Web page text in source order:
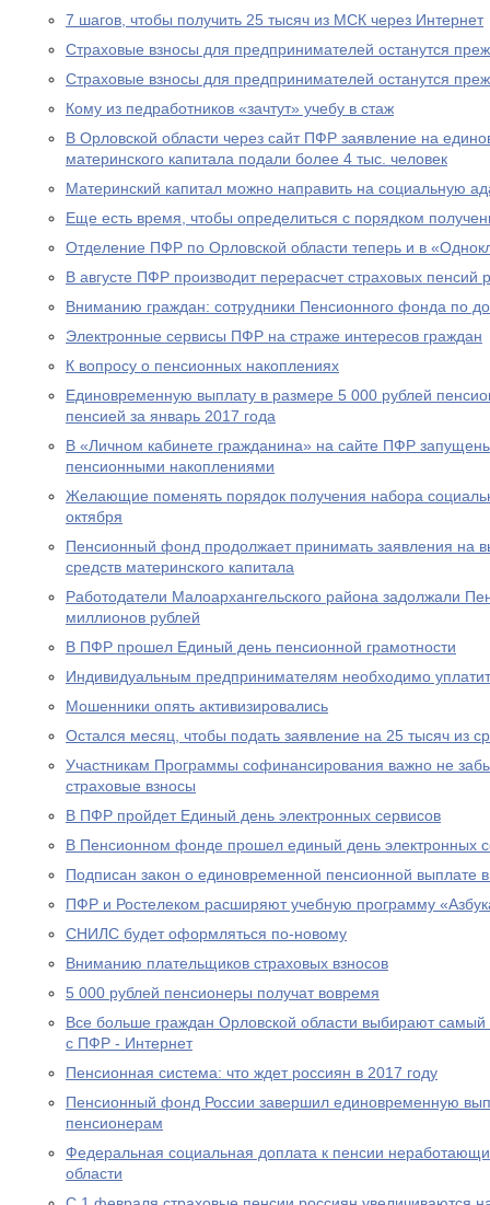
7 шагов, чтобы получить 25 тысяч из МСК через Интернет
Страховые взносы для предпринимателей останутся
Страховые взносы для предпринимателей останутся
Кому из педработников «зачтут» учебу в стаж
В Орловской области через сайт ПФР заявление на
материнского капитала подали более 4 тыс. человек
Материнский капитал можно направить на социальную
Еще есть время, чтобы определиться с порядком
Отделение ПФР по Орловской области теперь и в
В августе ПФР производит перерасчет страховых
Вниманию граждан: сотрудники Пенсионного фонда по
Электронные сервисы ПФР на страже интересов граждан
К вопросу о пенсионных накоплениях
Единовременную выплату в размере 5 000 рублей
пенсией за январь 2017 года
В «Личном кабинете гражданина» на сайте ПФР
пенсионными накоплениями
Желающие поменять порядок получения набора
октября
Пенсионный фонд продолжает принимать заявления на
средств материнского капитала
Работодатели Малоархангельского района задолжали
миллионов рублей
В ПФР прошел Единый день пенсионной грамотности
Индивидуальным предпринимателям необходимо
Мошенники опять активизировались
Остался месяц, чтобы подать заявление на 25 тысяч из
Участникам Программы софинансирования важно не
страховые взносы
В ПФР пройдет Единый день электронных сервисов
В Пенсионном фонде прошел единый день электронных
Подписан закон о единовременной пенсионной выплате
ПФР и Ростелеком расширяют учебную программу
СНИЛС будет оформляться по-новому
Вниманию плательщиков страховых взносов
5 000 рублей пенсионеры получат вовремя
Все больше граждан Орловской области выбирают
с ПФР - Интернет
Пенсионная система: что ждет россиян в 2017 году
Пенсионный фонд России завершил единовременную
пенсионерам
Федеральная социальная доплата к пенсии
области